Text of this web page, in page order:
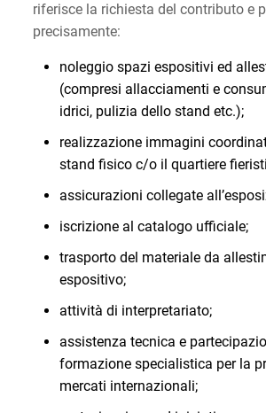
riferisce la richiesta del contributo e
precisamente:
noleggio spazi espositivi ed
(compresi allacciamenti e
idrici, pulizia dello stand etc.);
realizzazione immagini
stand fisico c/o il quartiere
assicurazioni collegate
iscrizione al catalogo ufficiale;
trasporto del materiale da
espositivo;
attività di interpretariato;
assistenza tecnica e
formazione specialistica per la
mercati internazionali;